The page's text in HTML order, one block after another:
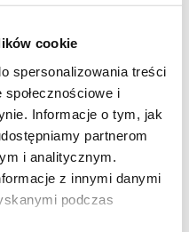
cookie
spersonalizowania treści
i
Informacje o tym, jak
partnerom
i analitycznym.
z innymi danymi
podczas
kompetencji
obszarze
Z perspektywy
to
programu
potrzebach
ekspertów.
jest jeszcze
wyzwań
wiedzy w